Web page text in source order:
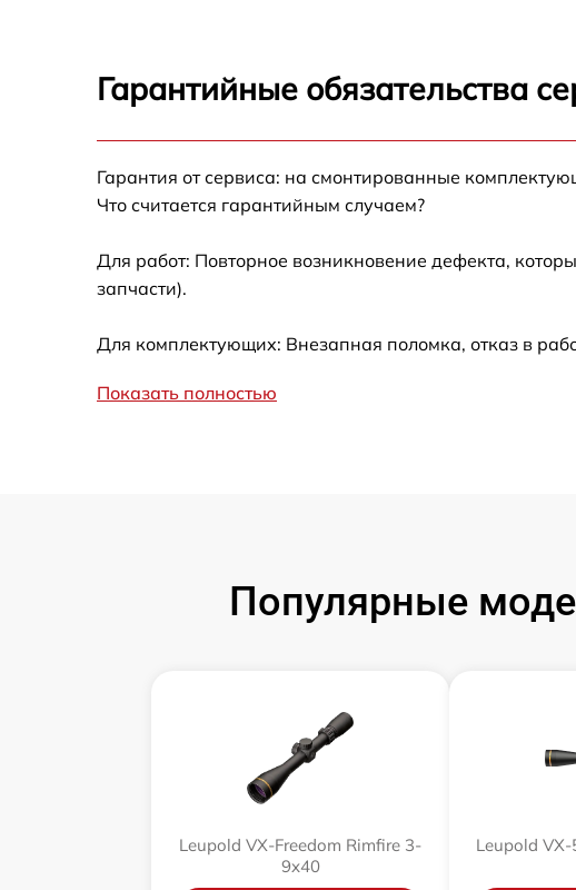
Калибровка и настройка тепловизора
Ремонт датчика синхроимпульсов
Ремонт оптики
Восстановление питания
Замена корпуса
Замена дисплея (экрана)
Ремонт Wi-Fi
Гарантийные обязательства
Гарантия от сервиса: на смонтированные
Что считается гарантийным случаем?
Для работ: Повторное возникновение дефекта,
запчасти).
Для комплектующих: Внезапная поломка, отказ в
Показать полностью
Популярные
Leupold VX-Freedom Rimfire 3-
9x40
Leupold